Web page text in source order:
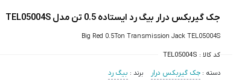
جک گیربکس درار بیگ رد ایستاده 0.5 تن مدل TEL05004S
Big Red 0.5Ton Transmission Jack TEL05004S
کد کالا : TEL05004S
دسته : جک گیربکس درار برند : بیگ رد